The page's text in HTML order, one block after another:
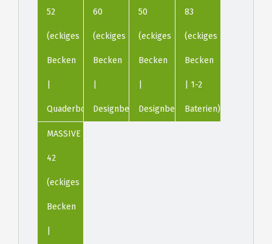
52
(eckiges
Becken
Quaderboden)
60
(eckiges
Becken
Designbecken)
50
(eckiges
Becken
Designbecken)
83
(eckiges
Becken
| 1-2
Baterien)
MASSIVE
42
(eckiges
Becken